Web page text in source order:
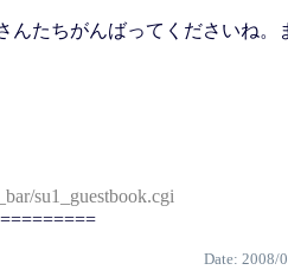
んたちがんばってくださいね。
su1_guestbook.cgi
Date: 2008/